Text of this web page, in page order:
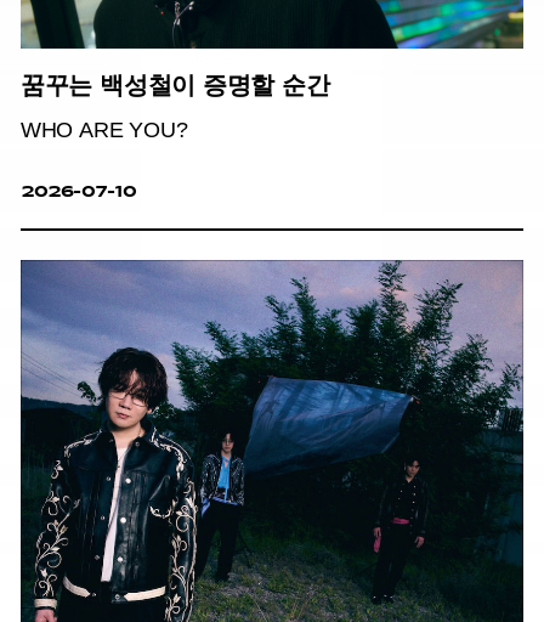
꿈꾸는 백성철이 증명할 순간
WHO ARE YOU?
2026-07-10